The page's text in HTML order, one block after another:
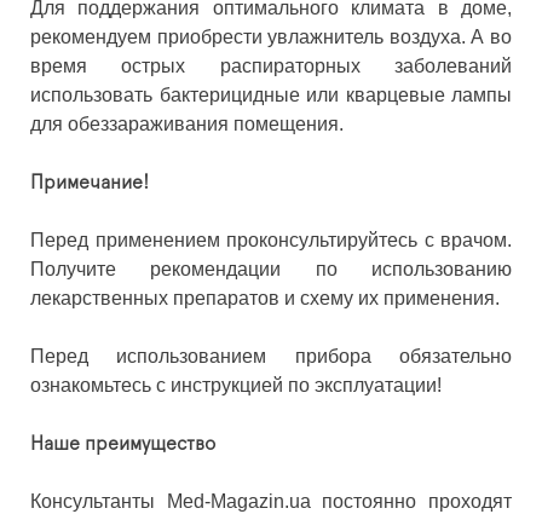
Для поддержания оптимального климата в доме,
рекомендуем приобрести увлажнитель воздуха. А во
время острых распираторных заболеваний
использовать бактерицидные или кварцевые лампы
для обеззараживания помещения.
​Примечание!
Перед применением проконсультируйтесь с врачом.
Получите рекомендации по использованию
лекарственных препаратов и схему их применения.
Перед использованием прибора обязательно
ознакомьтесь с инструкцией по эксплуатации!
Наше преимущество
Консультанты Med-Magazin.ua постоянно проходят